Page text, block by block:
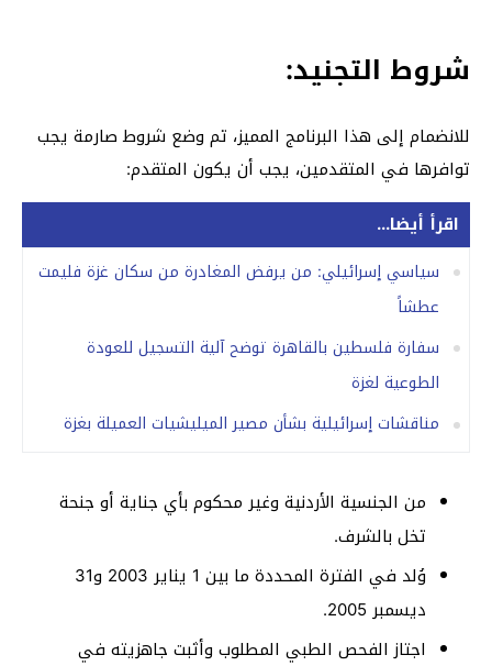
شروط التجنيد:
للانضمام إلى هذا البرنامج المميز، تم وضع شروط صارمة يجب
توافرها في المتقدمين، يجب أن يكون المتقدم:
اقرأ أيضا...
سياسي إسرائيلي: من يرفض المغادرة من سكان غزة فليمت
عطشاً
سفارة فلسطين بالقاهرة توضح آلية التسجيل للعودة
الطوعية لغزة
مناقشات إسرائيلية بشأن مصير الميليشيات العميلة بغزة
من الجنسية الأردنية وغير محكوم بأي جناية أو جنحة
تخل بالشرف.
وُلد في الفترة المحددة ما بين 1 يناير 2003 و31
ديسمبر 2005.
اجتاز الفحص الطبي المطلوب وأثبت جاهزيته في